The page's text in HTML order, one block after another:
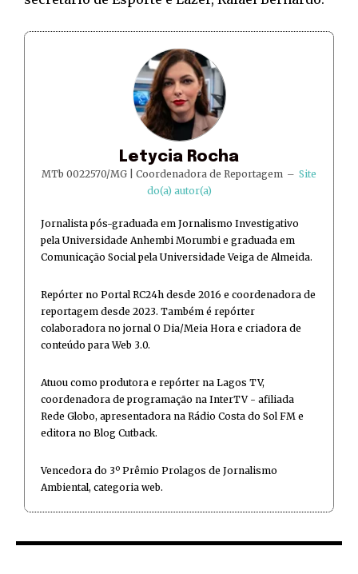
Letycia Rocha
MTb 0022570/MG | Coordenadora de Reportagem – Site
do(a) autor(a)
Jornalista pós-graduada em Jornalismo Investigativo
pela Universidade Anhembi Morumbi e graduada em
Comunicação Social pela Universidade Veiga de Almeida.
Repórter no Portal RC24h desde 2016 e coordenadora de
reportagem desde 2023. Também é repórter
colaboradora no jornal O Dia/Meia Hora e criadora de
conteúdo para Web 3.0.
Atuou como produtora e repórter na Lagos TV,
coordenadora de programação na InterTV - afiliada
Rede Globo, apresentadora na Rádio Costa do Sol FM e
editora no Blog Cutback.
Vencedora do 3º Prêmio Prolagos de Jornalismo
Ambiental, categoria web.